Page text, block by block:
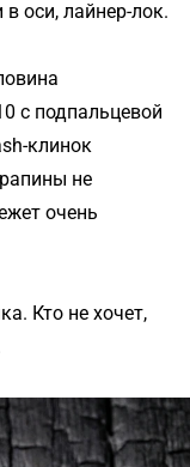
оси, лайнер-лок.
с подпальцевой
клинок
не
очень
Кто не хочет,